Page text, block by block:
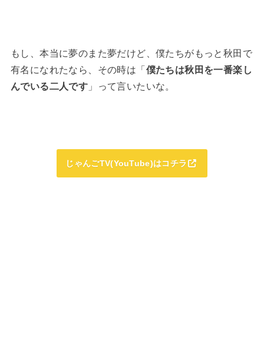
もし、本当に夢のまた夢だけど、僕たちがもっと秋田で
有名になれたなら、その時は「 僕たちは秋田を一番楽し
んでいる二人です 」って言いたいな。
じゃんごTV(YouTube)はコチラ